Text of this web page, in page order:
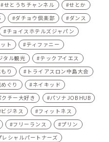
せとうちチャンネル
せとか
ダチョウ倶楽部
ダンス
チョイスホテルズジャパン
ト
ティファニー
タル観光
テックアイエス
り
トライアスロン中島大会
ぐり
ネイキッド
クチー大好き
パソナJOB HUB
ビジネス
フィットネス
フリーランス
プリン
レシャルパートナーズ